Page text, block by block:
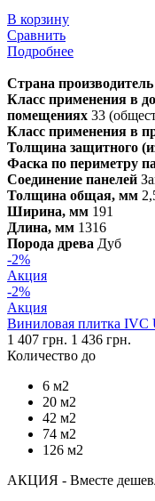
В корзину
Сравнить
Подробнее
Страна производитель
Класс применения в
помещениях 33
Класс применения в
Толщина защитного
Фаска по периметру
Соединение панелей
Толщина общая, мм
Ширина, мм 191
Длина, мм 1316
Порода древа Дуб
-2%
Акция
-2%
Акция
Виниловая плитка IVC
1 407 грн. 1 436 грн.
Количество до
6 м2
20 м2
42 м2
74 м2
126 м2
АКЦИЯ - Вместе